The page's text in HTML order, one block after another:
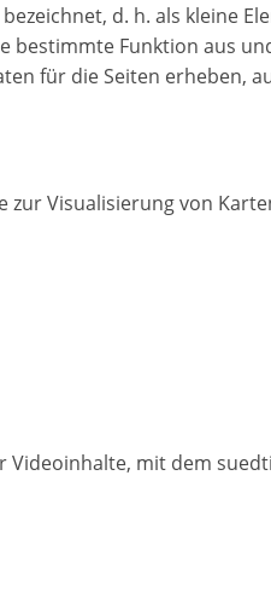
d. h. als kleine
Funktion aus
für die Seiten erheben,
zur Visualisierung von
Videoinhalte, mit dem